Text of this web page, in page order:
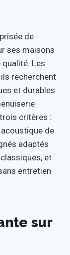
de
ses maisons
Les
recherchent
et durables
critères :
de
adaptés
et
entretien
sur